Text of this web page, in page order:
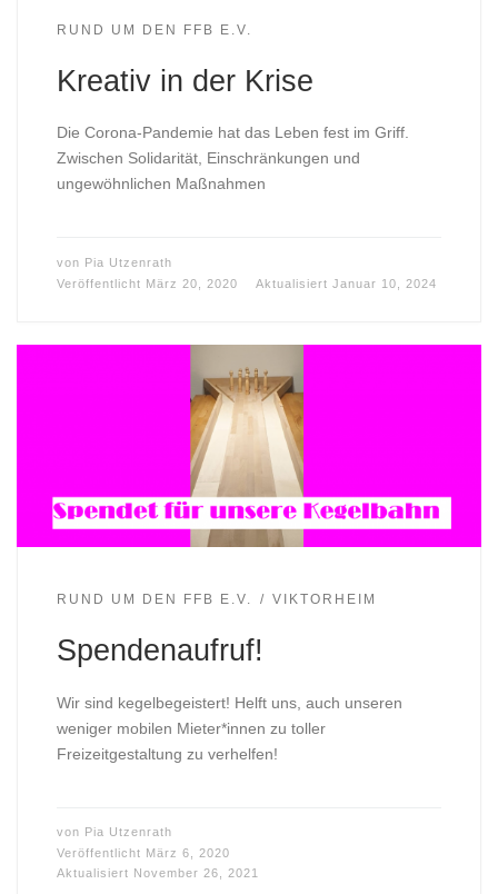
RUND UM DEN FFB E.V.
Kreativ in der Krise
Die Corona-Pandemie hat das Leben fest im Griff.
Zwischen Solidarität, Einschränkungen und
ungewöhnlichen Maßnahmen
von Pia Utzenrath
Veröffentlicht März 20, 2020 Aktualisiert Januar 10, 2024
RUND UM DEN FFB E.V. VIKTORHEIM
Spendenaufruf!
Wir sind kegelbegeistert! Helft uns, auch unseren
weniger mobilen Mieter*innen zu toller
Freizeitgestaltung zu verhelfen!
von Pia Utzenrath
Veröffentlicht März 6, 2020
Aktualisiert November 26, 2021